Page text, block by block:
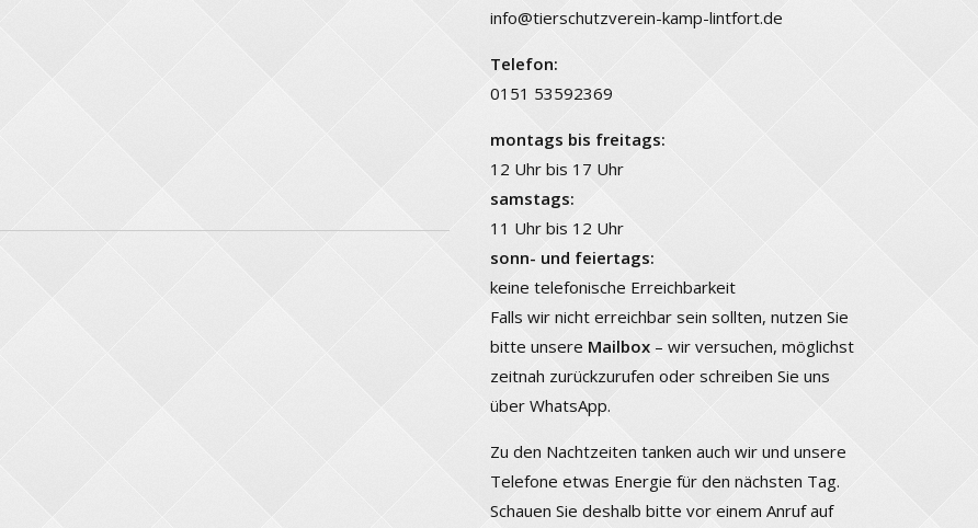
info@tierschutzverein-kamp-lintfort.de
Telefon:
0151 53592369
montags bis freitags:
12 Uhr bis 17 Uhr
samstags:
11 Uhr bis 12 Uhr
sonn- und feiertags:
keine telefonische Erreichbarkeit
Falls wir nicht erreichbar sein sollten, nutzen Sie
bitte unsere Mailbox– wir versuchen, möglichst
zeitnah zurückzurufen oder schreiben Sie uns
über WhatsApp.
Zu den Nachtzeiten tanken auch wir und unsere
Telefone etwas Energie für den nächsten Tag.
Schauen Sie deshalb bitte vor einem Anruf auf